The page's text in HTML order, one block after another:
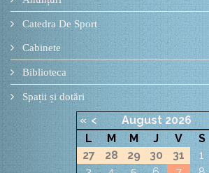
Catedra De Sport
Cabinete
Biblioteca
Spații și dotări
« < August 2026
L
M M J V S
27
28 29 30 31 1